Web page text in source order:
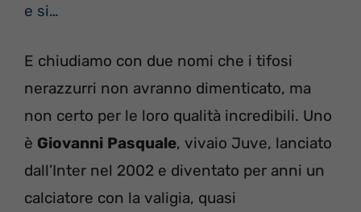
e si…
E chiudiamo con due nomi che i tifosi
nerazzurri non avranno dimenticato, ma
non certo per le loro qualità incredibili. Uno
è Giovanni Pasquale, vivaio Juve, lanciato
dall’Inter nel 2002 e diventato per anni un
calciatore con la valigia, quasi